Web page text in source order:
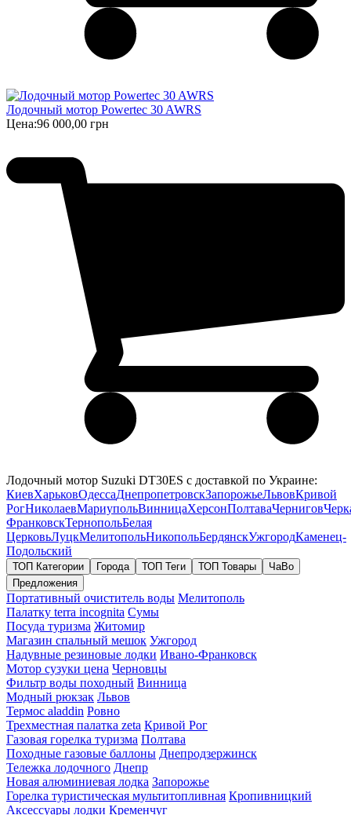
Лодочный мотор Powertec 30 AWRS
Цена:96 000,00 грн
Лодочный мотор Suzuki DT30ES с доставкой по Украине:
КиевХарьковОдессаДнепропетровскЗапорожьеЛьвовКривой
РогНиколаевМариупольВинницаХерсонПолтаваЧернигов
ФранковскТернопольБелая
ЦерковьЛуцкМелитопольНикопольБердянскУжгородКаменец-
Подольский
ТОП Категории Города ТОП Теги ТОП Товары
ЧаВо
Предложения
Портативный очиститель воды Мелитополь
Палатку terra incognita Сумы
Посуда туризма Житомир
Магазин спальный мешок Ужгород
Надувные резиновые лодки Ивано-Франковск
Мотор сузуки цена Черновцы
Фильтр воды походный Винница
Модный рюкзак Львов
Термос aladdin Ровно
Трехместная палатка zeta Кривой Рог
Газовая горелка туризма Полтава
Походные газовые баллоны Днепродзержинск
Тележка лодочного Днепр
Новая алюминиевая лодка Запорожье
Горелка туристическая мультитопливная Кропивницкий
Аксессуары лодки Кременчуг